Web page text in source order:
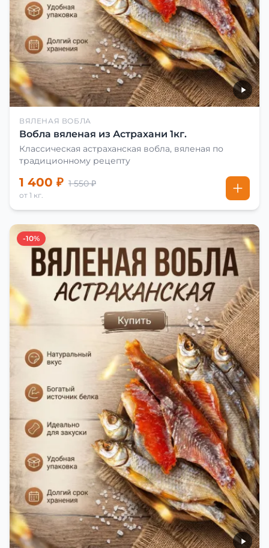
ВЯЛЕНАЯ ВОБЛА
Вобла вяленая из Астрахани 1кг.
Классическая астраханская вобла, вяленая по
традиционному рецепту
1 400 ₽ 1 550 ₽
от 1 кг.
-10%